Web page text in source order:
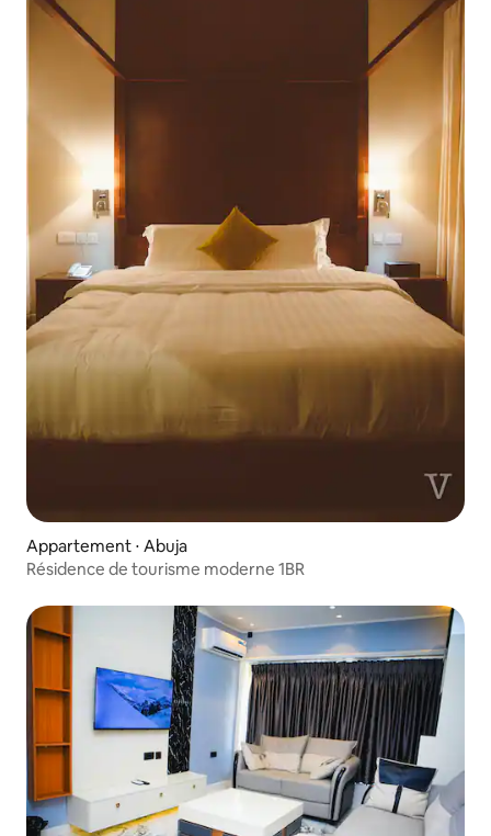
Appartement ⋅ Abuja
Résidence de tourisme moderne 1BR